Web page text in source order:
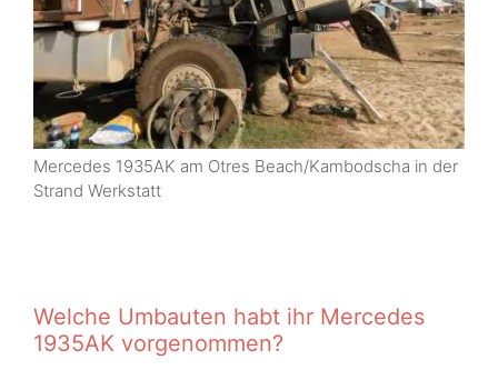
Mercedes 1935AK am Otres Beach/Kambodscha in der
Strand Werkstatt
Welche Umbauten habt ihr Mercedes
1935AK vorgenommen?